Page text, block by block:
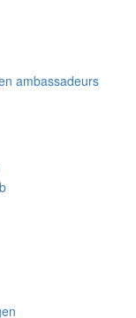
ambassadeurs